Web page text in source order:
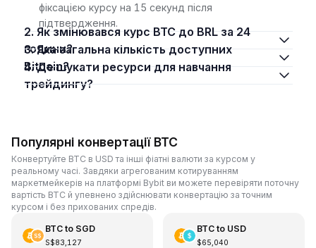
фіксацією курсу на 15 секунд після
підтвердження.
2. Як змінювався курс BTC до BRL за 24
години?
3. Яка загальна кількість доступних
Bitcoin?
4. Де шукати ресурси для навчання
трейдингу?
Популярні конвертації BTC
Конвертуйте BTC в USD та інші фіатні валюти за курсом у
реальному часі. Завдяки агрегованим котируванням
маркетмейкерів на платформі Bybit ви можете перевіряти поточну
вартість BTC й упевнено здійснювати конвертацію за точним
курсом і без прихованих спредів.
BTCto SGD
S$83,127
BTCto USD
$65,040